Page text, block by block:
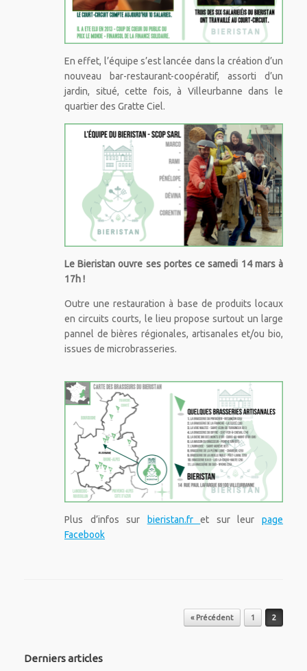
En effet, l’équipe s’est lancée dans la création d’un
nouveau bar-restaurant-coopératif, assorti d’un
jardin, situé, cette fois, à Villeurbanne dans le
quartier des Gratte Ciel.
Le Bieristan ouvre ses portes ce samedi 14 mars à
17h !
Outre une restauration à base de produits locaux
en circuits courts, le lieu propose surtout un large
pannel de bières régionales, artisanales et/ou bio,
issues de microbrasseries.
Plus d’infos sur bieristan.fret sur leurpage
Facebook
« Précédent 1 2
Derniers articles